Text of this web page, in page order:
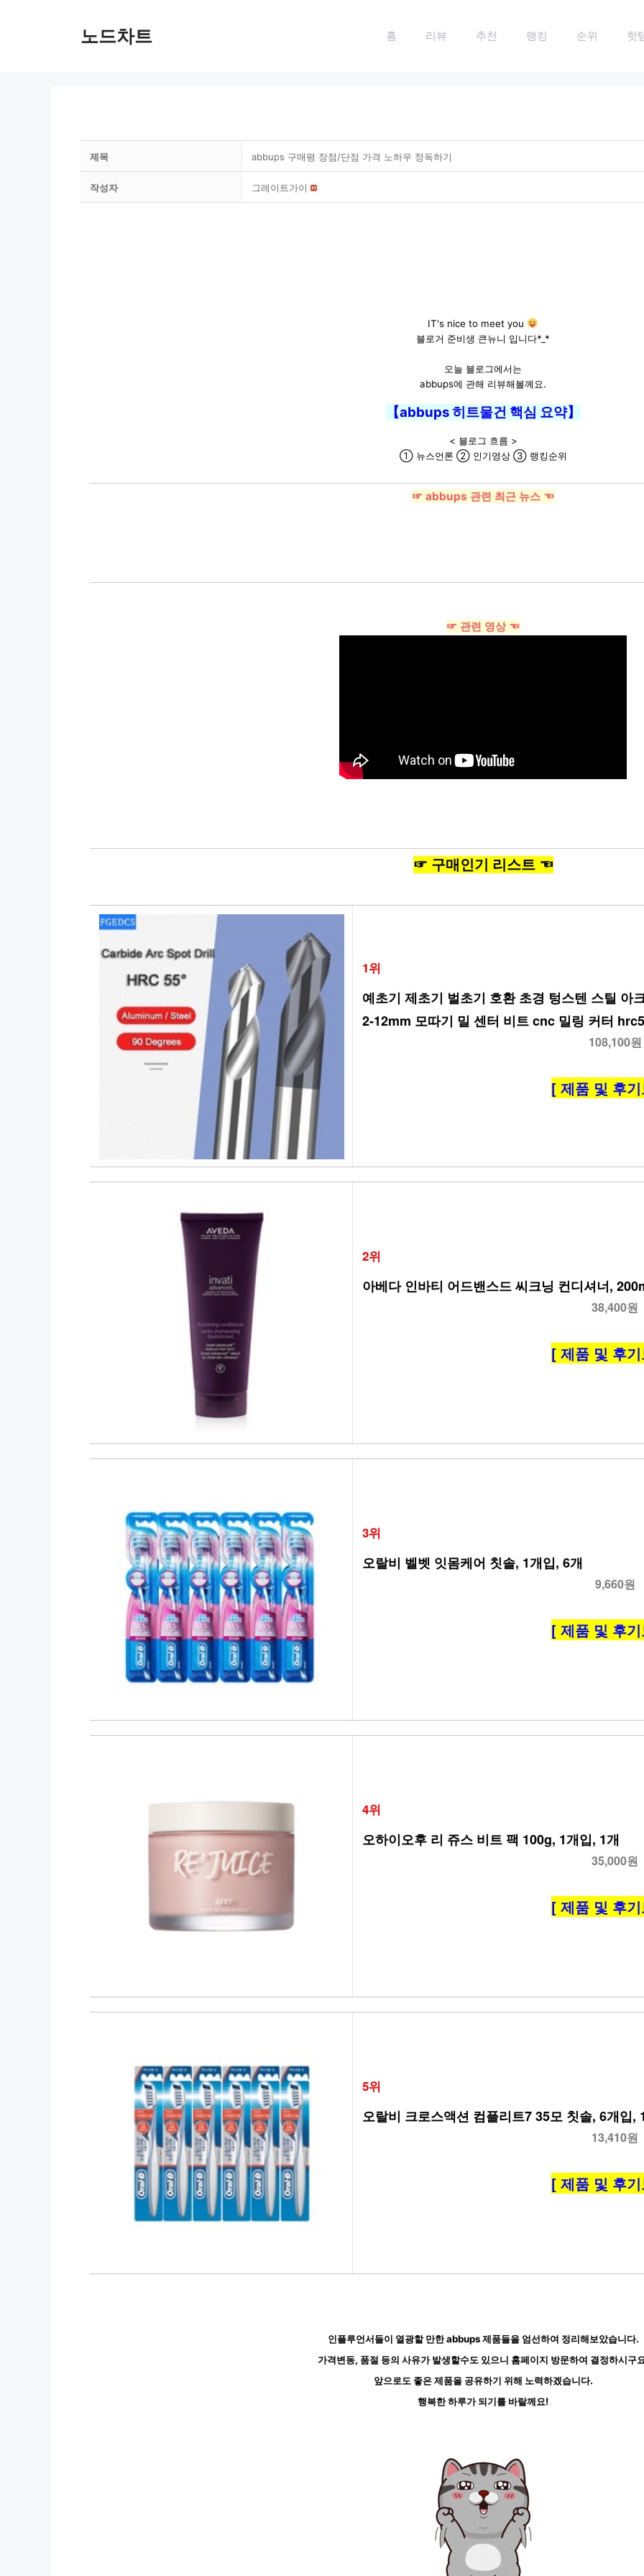
노드차트 홈 리뷰 추천 랭킹 순위 핫
제목 abbups 구매평 장점/단점 가격 노하우 정독하기
작성자 그레이트가이
IT's nice to meet you
블로거 준비생 큰뉴니 입니다*_*
오늘 블로그에서는
abbups에 관해 리뷰해볼께요.
【abbups 히트물건 핵심 요약】
< 블로그 흐름 >
① 뉴스언론 ② 인기영상 ③ 랭킹순위
☞ abbups 관련 최근 뉴스 ☜
☞ 관련 영상 ☜
☞ 구매인기 리스트 ☜
1위
예초기 제초기 벌초기 호환 초경 텅스텐 스틸 아
2-12mm 모따기 밀 센터 비트 cnc 밀링 커터
108,100원
[ 제품 및 후
2위
아베다 인바티 어드밴스드 씨크닝 컨디셔너,
38,400원
[ 제품 및 후
3위
오랄비 벨벳 잇몸케어 칫솔, 1개입, 6개
9,660원
[ 제품 및 후
4위
오하이오후 리 쥬스 비트 팩 100g, 1개입, 1개
35,000원
[ 제품 및 후
5위
오랄비 크로스액션 컴플리트7 35모 칫솔, 6개입,
13,410원
[ 제품 및 후
인플루언서들이 열광할 만한 abbups 제품들을 엄선하여 정리해보았습니다.
가격변동, 품절 등의 사유가 발생할수도 있으니 홈페이지 방문하여 결정하시구
앞으로도 좋은 제품을 공유하기 위해 노력하겠습니다.
행복한 하루가 되기를 바랄께요!